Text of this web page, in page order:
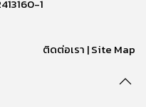
1
ติดต่อเรา |Site Map